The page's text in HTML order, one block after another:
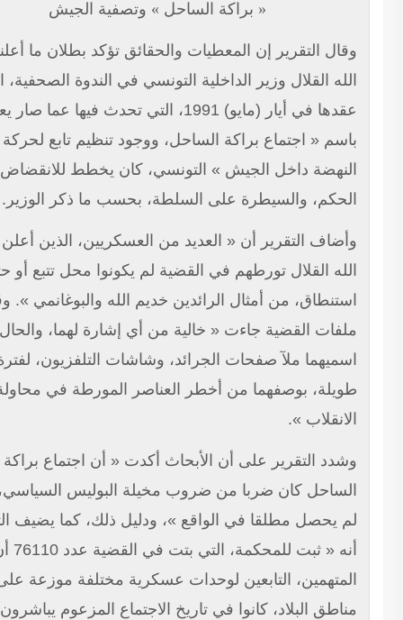
« براكة الساحل » وتصفية الجيش
التقرير إن المعطيات والحقائق تؤكد بطلان ما أعلنه عبد
القلال وزير الداخلية التونسي في الندوة الصحفية، التي
عقدها في أيار (مايو) 1991، التي تحدث فيها عما صار يعرف
« اجتماع براكة الساحل، ووجود تنظيم تابع لحركة
داخل الجيش » التونسي، كان يخطط للانقضاض على
والسيطرة على السلطة، بحسب ما ذكر الوزير.
التقرير أن « العديد من العسكريين، الذين أعلن عبد
القلال تورطهم في القضية لم يكونوا محل تتبع أو حتى
من أمثال الرائدين خديم الله والبوغانمي ». وقال إن
القضية جاءت « خالية من أي إشارة لهما، والحال أن
ملآ صفحات الجرائد، وشاشات التلفزيون، لفترة
بوصفهما من أخطر العناصر المورطة في محاولة
».
التقرير على أن الأبحاث أكدت « أن اجتماع براكة
كان ضربا من ضروب مخيلة البوليس السياسي، وهو
يحصل مطلقا في الواقع »، ودليل ذلك، كما يضيف التقرير،
أنه « ثبت للمحكمة، التي بتت في القضية عدد 76110 أن
التابعين لوحدات عسكرية مختلفة موزعة على عديد
البلاد، كانوا في تاريخ الاجتماع المزعوم يباشرون